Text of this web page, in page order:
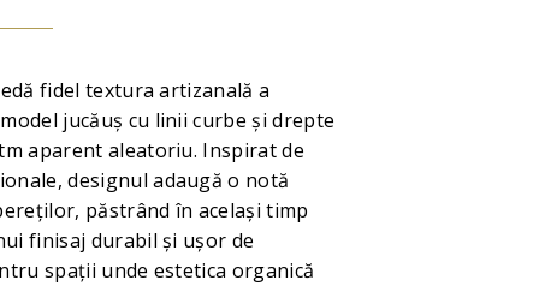
fidel textura artizanală a
jucăuș cu linii curbe și drepte
aparent aleatoriu. Inspirat de
designul adaugă o notă
păstrând în același timp
finisaj durabil și ușor de
spații unde estetica organică